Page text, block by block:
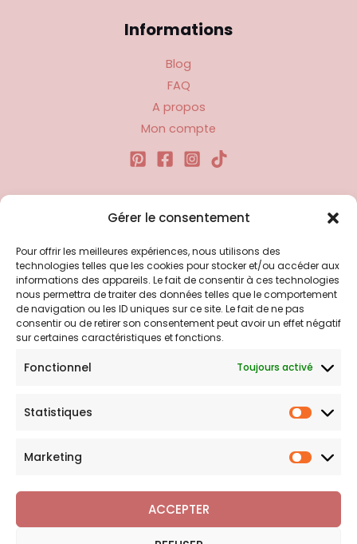
Gérer le consentement
Pour offrir les meilleures expériences, nous utilisons des
technologies telles que les cookies pour stocker et/ou accéder aux
informations des appareils. Le fait de consentir à ces technologies
nous permettra de traiter des données telles que le comportement
de navigation ou les ID uniques sur ce site. Le fait de ne pas
consentir ou de retirer son consentement peut avoir un effet négatif
sur certaines caractéristiques et fonctions.
Fonctionnel Toujours activé
Statistiques
Marketing
ACCEPTER
Informations
Blog
FAQ
A propos
Mon compte
Liens utiles
Politique d’expédition
Politique de confidentialité
Politique de remboursements
Conditions générales de vente et d’utilisation
Bijoux Breloque est votre boutique en ligne de référence sur
bijoux ou une demande sur votre commande,
contactez-